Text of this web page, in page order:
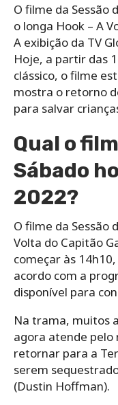
O filme da Sessão
o longa Hook – A
A exibição da TV
Hoje, a partir das
clássico, o filme
mostra o retorno
para salvar
Qual o
Sábado
2022?
O filme da Sessão
Volta do Capitão
começar às
acordo com a
disponível para
Na trama, muitos
agora atende pelo
retornar para a
serem
(Dustin Hoffman).